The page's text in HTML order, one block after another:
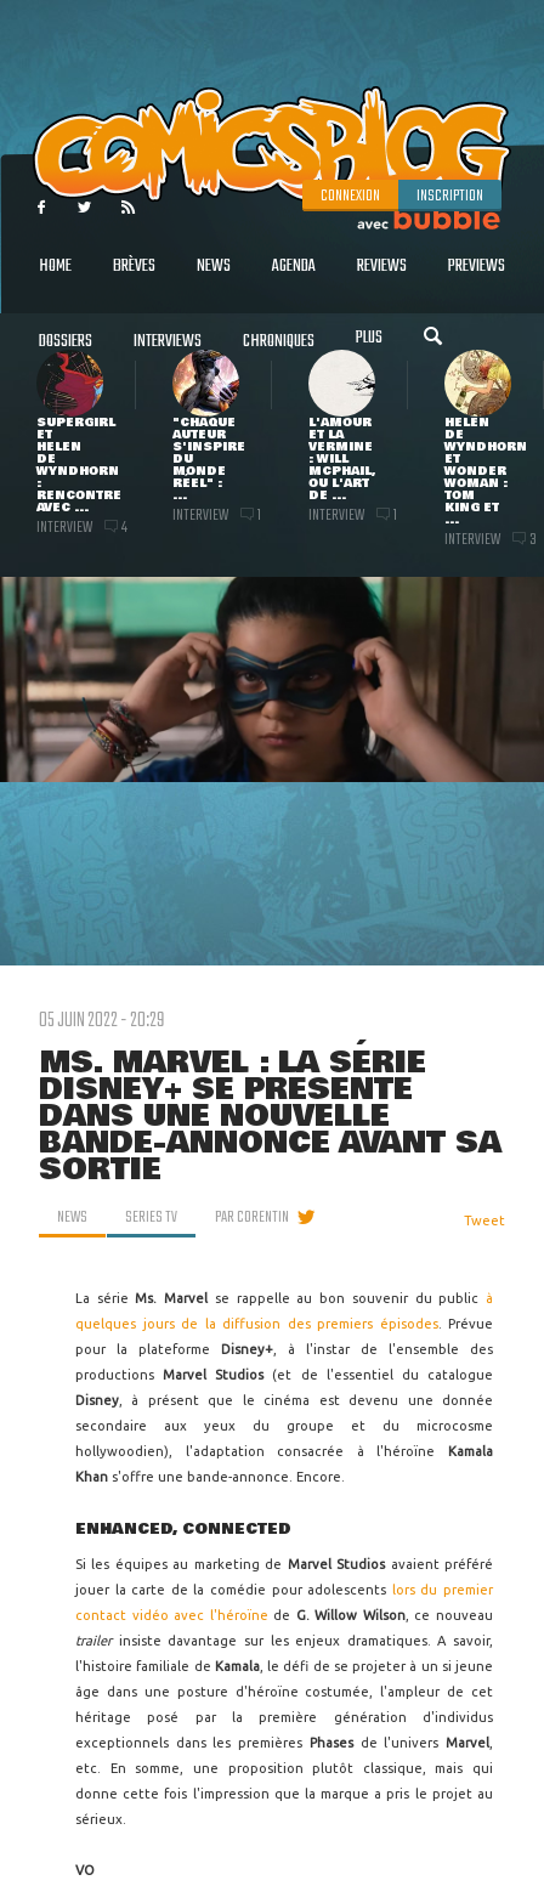
CONNEXION INSCRIPTION
HOME BRÈVES NEWS AGENDA REVIEWS PREVIEWS
DOSSIERS INTERVIEWS CHRONIQUES PLUS
SUPERGIRL
ET
HELEN
DE
WYNDHORN
:
RENCONTRE
AVEC ...
INTERVIEW 4
"CHAQUE
AUTEUR
S'INSPIRE
DU
MONDE
RÉEL" :
...
INTERVIEW 1
L'AMOUR
ET LA
VERMINE
: WILL
MCPHAIL,
OU L'ART
DE ...
INTERVIEW 1
HELEN
DE
WYNDHORN
ET
WONDER
WOMAN :
TOM
KING ET
...
INTERVIEW 3
05 JUIN 2022 - 20:29
MS. MARVEL : LA SÉRIE
DISNEY+ SE PRÉSENTE
DANS UNE NOUVELLE
BANDE-ANNONCE AVANT SA
SORTIE
NEWS SERIES TV PARCORENTIN Tweet
La sérieMs. Marvel se rappelle au bon souvenir du public à
quelques jours de la diffusion des premiers épisodes. Prévue
pour la plateforme Disney+ , à l'instar de l'ensemble des
productionsMarvel Studios(et de l'essentiel du catalogue
Disney , à présent que le cinéma est devenu une donnée
secondaire aux yeux du groupe et du microcosme
hollywoodien), l'adaptation consacrée à l'héroïne Kamala
Khan s'offre une bande-annonce. Encore.
ENHANCED, CONNECTED
Si les équipes au marketing de Marvel Studiosavaient préféré
jouer la carte de la comédie pour adolescents
lors du premier
contact vidéo avec l'héroïne de G. Willow Wilson, ce nouveau
trailerinsiste davantage sur les enjeux dramatiques. A savoir,
l'histoire familiale de Kamala, le défi de se projeter à un si jeune
âge dans une posture d'héroïne costumée, l'ampleur de cet
héritage posé par la première génération d'individus
exceptionnels dans les premières
Phasesde l'universMarvel
etc. En somme, une proposition plutôt classique, mais qui
donne cette fois l'impression que la marque a pris le projet au
sérieux.
VO